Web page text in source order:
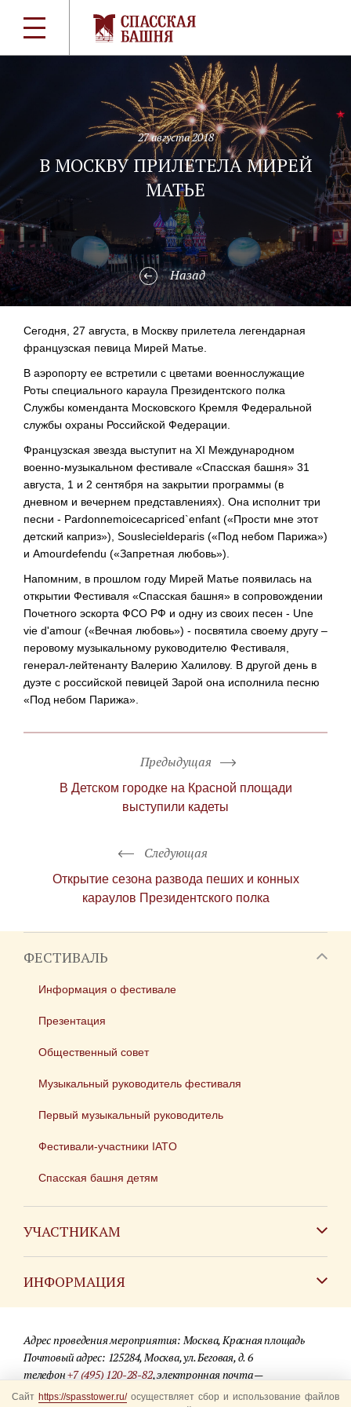
27 августа 2018
В МОСКВУ ПРИЛЕТЕЛА МИРЕЙ
МАТЬЕ
Назад
Сегодня, 27 августа, в Москву прилетела легендарная
французская певица Мирей Матье.
В аэропорту ее встретили с цветами военнослужащие
Роты специального караула Президентского полка
Службы коменданта Московского Кремля Федеральной
службы охраны Российской Федерации.
Французская звезда выступит на XI Международном
военно-музыкальном фестивале «Спасская башня» 31
августа, 1 и 2 сентября на закрытии программы (в
дневном и вечернем представлениях). Она исполнит три
песни - Pardonnemoicecapriced`enfant («Прости мне этот
детский каприз»), Souslecieldeparis («Под небом Парижа»)
и Amourdefendu («Запретная любовь»).
Напомним, в прошлом году Мирей Матье появилась на
открытии Фестиваля «Спасская башня» в сопровождении
Почетного эскорта ФСО РФ и одну из своих песен - Une
vie d'amour («Вечная любовь») - посвятила своему другу –
перовому музыкальному руководителю Фестиваля,
генерал-лейтенанту Валерию Халилову. В другой день в
дуэте с российской певицей Зарой она исполнила песню
«Под небом Парижа».
Следующая
Открытие сезона развода пеших и конных
караулов Президентского полка
Предыдущая
В Детском городке на Красной площади
выступили кадеты
ФЕСТИВАЛЬ
Информация о фестивале
Презентация
Общественный совет
Музыкальный руководитель фестиваля
Первый музыкальный руководитель
Фестивали-участники IATO
Спасская башня детям
УЧАСТНИКАМ
ИНФОРМАЦИЯ
Для СМИ
Где купить билеты
Адрес проведения мероприятия: Москва, Красная площадь
Почтовый адрес: 125284, Москва, ул. Беговая, д. 6
телефон+7 (495) 120-28-82, электронная почта —
info@spasstower.ru
Сайт https://spasstower.ru/осуществляет сбор и использование файлов